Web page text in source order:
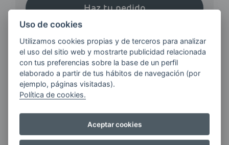
Haz tu pedido
¿QUIERES ESTAR AL DÍA DE
LAS
ÚLTIMAS NOVEDADES?
Uso de cookies
Utilizamos cookies propias y de terceros para analizar
el uso del sitio web y mostrarte publicidad relacionada
con tus preferencias sobre la base de un perfil
elaborado a partir de tus hábitos de navegación (por
ejemplo, páginas visitadas).
Política de cookies.
Aceptar cookies